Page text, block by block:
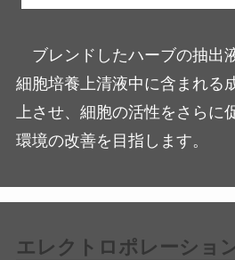
ブレンドしたハーブの抽出
細胞培養上清液中に含まれる
上させ、細胞の活性をさらに
環境の改善を目指します。
エレクトロポレーショ